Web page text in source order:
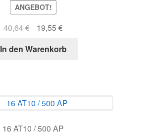
ANGEBOT!
40,64€
Ursprünglicher
war:
19,55 €Aktueller
ist:
In den Warenkorb
16 AT10 / 500 AP